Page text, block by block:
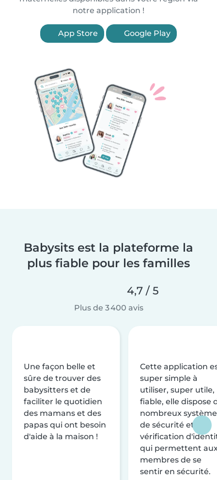
notre application !
App Store Google Play
Babysits est la plateforme la
plus fiable pour les familles
4,7 / 5
Plus de 3 400 avis
Une façon belle et
sûre de trouver des
babysitters et de
faciliter le quotidien
des mamans et des
papas qui ont besoin
d'aide à la maison !
Cette application
super simple à
utiliser, super utile,
fiable, elle dispose
nombreux
de sécurité et de
vérification
qui permettent
membres de se
sentir en sécurité.